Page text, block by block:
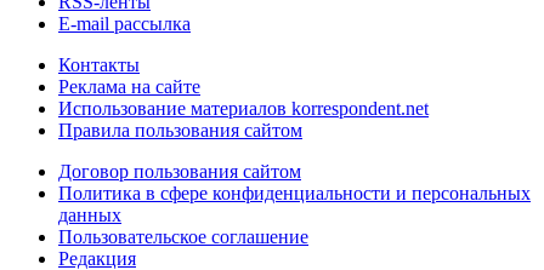
E-mail рассылка
Контакты
Реклама на сайте
Использование материалов korrespondent.net
Правила пользования сайтом
Договор пользования сайтом
Политика в сфере конфиденциальности и персональных
данных
Пользовательское соглашение
Редакция